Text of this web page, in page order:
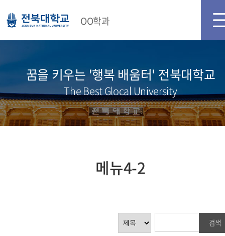
OO학과
꿈을 키우는 '행복 배움터' 전북대학교
The Best Glocal University
메뉴4-2